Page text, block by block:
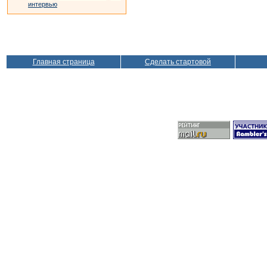
интервью
Главная страница Сделать стартовой